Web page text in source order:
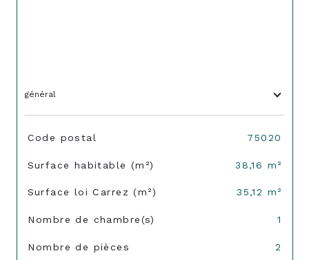
général
TRAD_SIROCCO_Caracteristique
Code postal 75020
Surface habitable (m²) 38,16 m²
Surface loi Carrez (m²) 35,12 m²
Nombre de chambre(s) 1
Nombre de pièces 2